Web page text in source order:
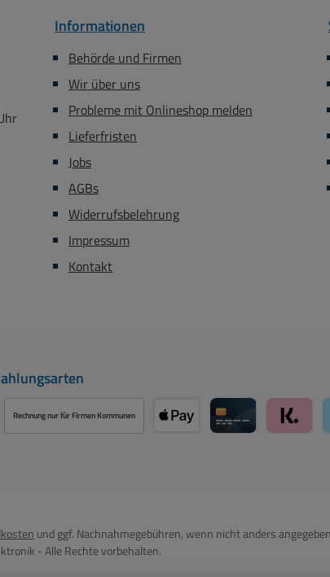
Informationen
Behörde und Firmen
Wir über uns
Probleme mit Onlineshop melden
Lieferfristen
Jobs
AGBs
Widerrufsbelehrung
Impressum
Kontakt
Rechnung nur für Firmen Kommunen
und ggf. Nachnahmegebühren, wenn nicht anders
- Alle Rechte vorbehalten.